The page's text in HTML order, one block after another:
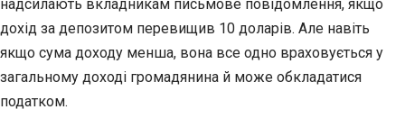
надсилають вкладникам письмове повідомлення, якщо
дохід за депозитом перевищив 10 доларів. Але навіть
якщо сума доходу менша, вона все одно враховується у
загальному доході громадянина й може обкладатися
податком.